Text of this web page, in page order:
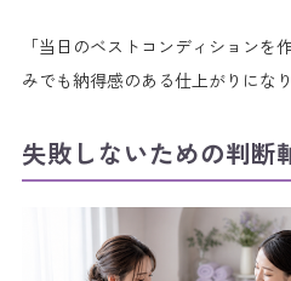
「当日のベストコンディション
みでも納得感のある仕上がりになり
失敗しないための判断